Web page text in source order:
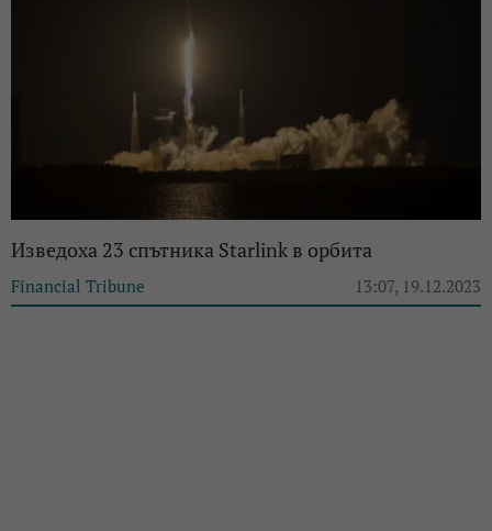
Изведоха 23 спътника Starlink в орбита
Financial Tribune 13:07, 19.12.2023